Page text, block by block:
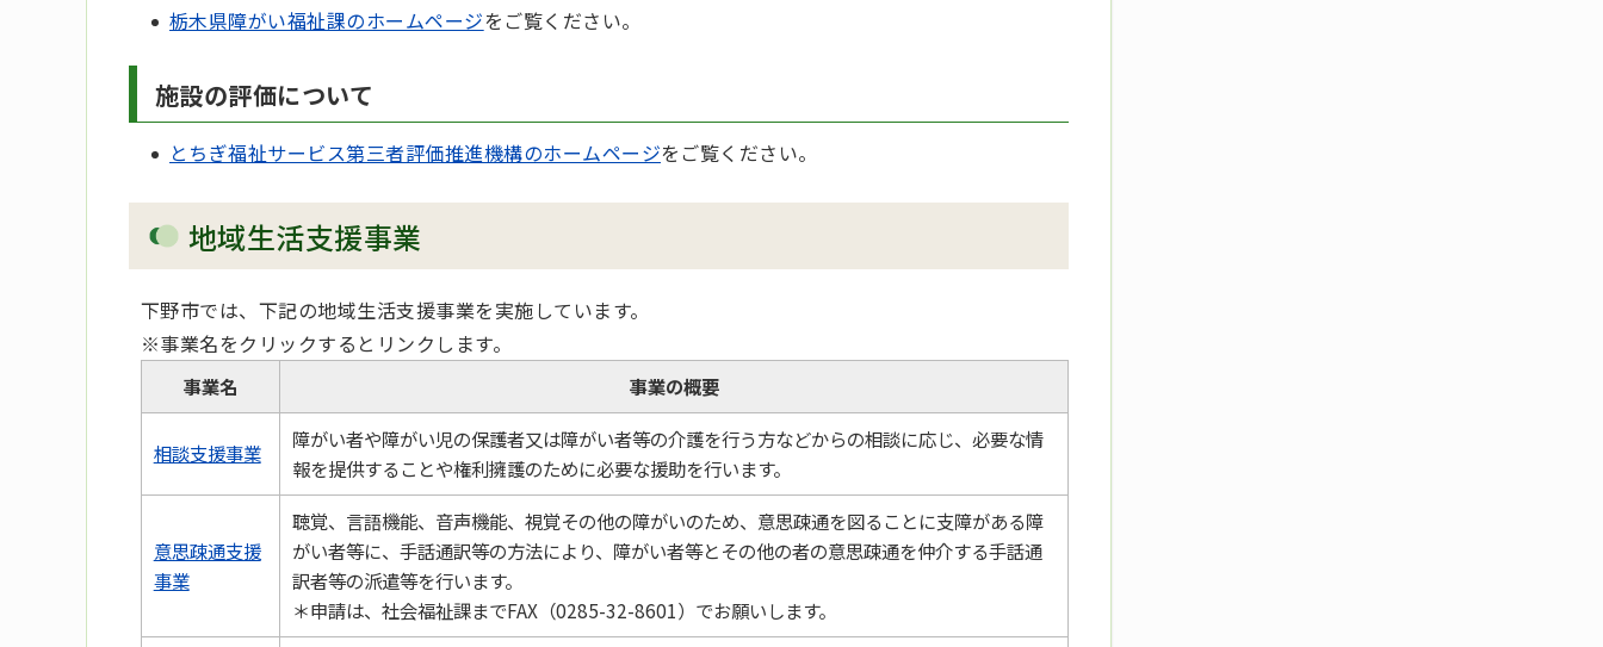
栃木県障がい福祉課のホームページをご覧ください。
施設の評価について
とちぎ福祉サービス第三者評価推進機構のホームページをご覧ください。
地域生活支援事業
下野市では、下記の地域生活支援事業を実施しています。
※事業名をクリックするとリンクします。
事業名 事業の概要
相談支援事業
障がい者や障がい児の保護者又は障がい者等の介護を行う方などからの相談に応じ、必要な情
報を提供することや権利擁護のために必要な援助を行います。
意思疎通支援
事業
聴覚、言語機能、音声機能、視覚その他の障がいのため、意思疎通を図ることに支障がある障
がい者等に、手話通訳等の方法により、障がい者等とその他の者の意思疎通を仲介する手話通
訳者等の派遣等を行います。
＊申請は、社会福祉課までFAX（0285-32-8601）でお願いします。